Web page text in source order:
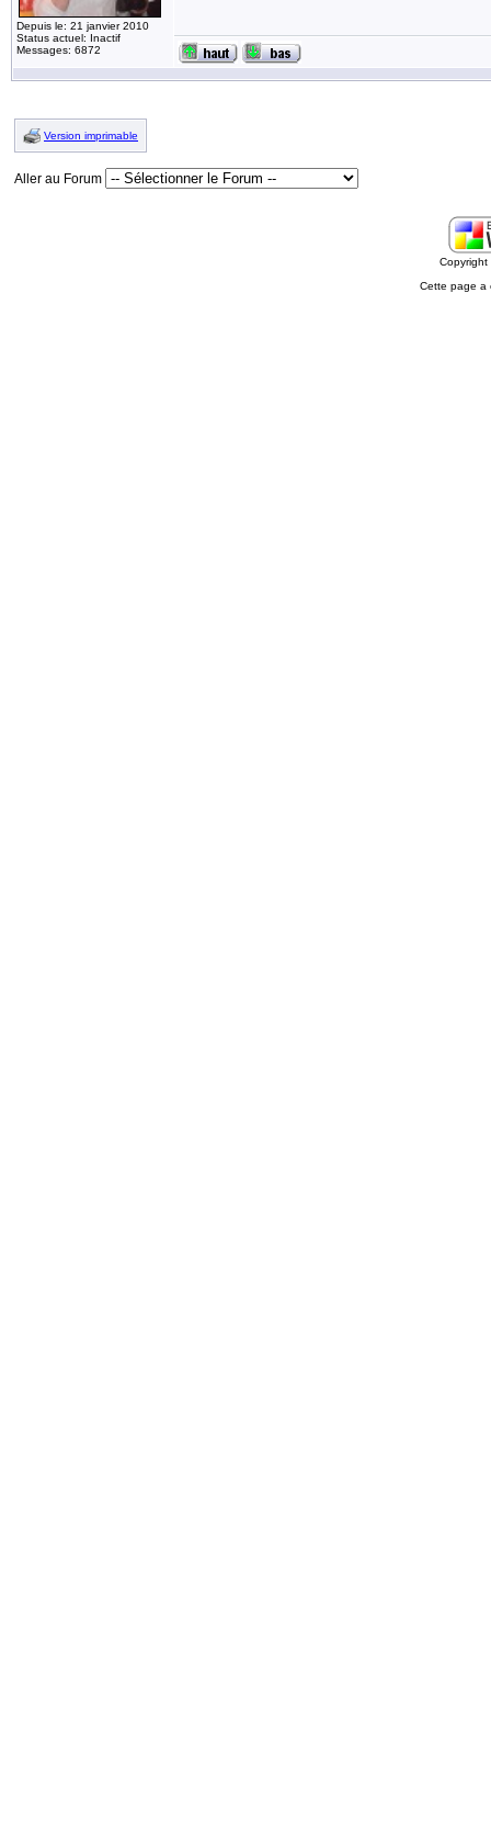
Depuis le: 21 janvier 2010
Status actuel: Inactif
Messages: 6872
Version imprimable
Aller au Forum
Cette page a